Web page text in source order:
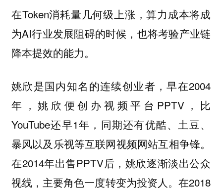
在Token消耗量几何级上涨，算力成本将成
为AI行业发展阻碍的时候，也将考验产业链
降本提效的能力。
姚欣是国内知名的连续创业者，早在2004
年，姚欣便创办视频平台PPTV，比
YouTube还早1年，同期还有优酷、土豆、
暴风以及乐视等互联网视频网站互相争锋。
在2014年出售PPTV后，姚欣逐渐淡出公众
视线，主要角色一度转变为投资人。在2018